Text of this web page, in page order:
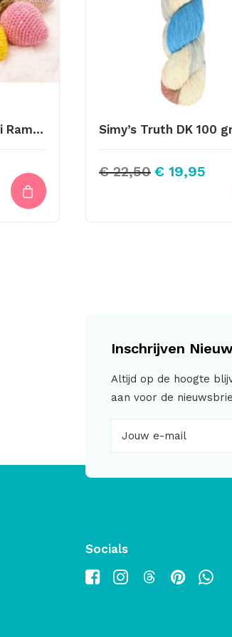
Haakpatroon Aardbei Rammelaar
€22,50 € 19,95
€
Inschrijven
Altijd op de hoogte
aan voor de
Socials